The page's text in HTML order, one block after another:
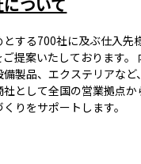
する700社に及ぶ仕入先
提案いたしております。
製品、エクステリアなど
として全国の営業拠点
りをサポートします。